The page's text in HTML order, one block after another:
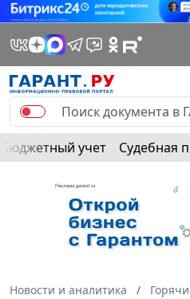
Бюджетный учет Судебная
Новости и аналитика